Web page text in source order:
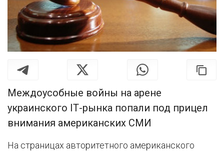
Междоусобные войны на арене
украинского ІТ-рынка попали под прицел
внимания американских СМИ
На страницах авторитетного американского